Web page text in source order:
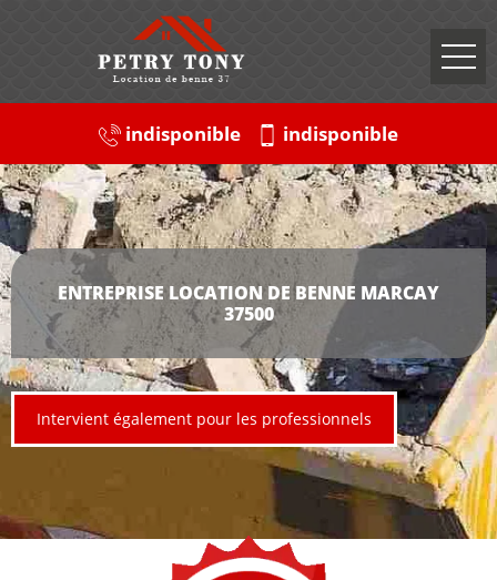
indisponible indisponible
ENTREPRISE LOCATION DE BENNE MARCAY
37500
Intervient également pour les professionnels